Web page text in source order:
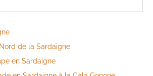
de la Sardaigne
en Sardaigne